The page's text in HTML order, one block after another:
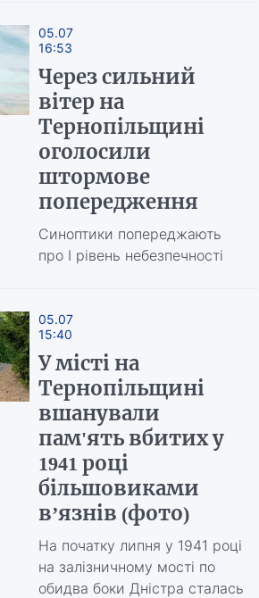
05.07
16:53
Через сильний
вітер на
Тернопільщині
оголосили
штормове
попередження
Синоптики попереджають
про І рівень небезпечності
05.07
15:40
У місті на
Тернопільщині
вшанували
пам'ять вбитих у
1941 році
більшовиками
в’язнів (фото)
На початку липня у 1941 році
на залізничному мості по
обидва боки Дністра сталась